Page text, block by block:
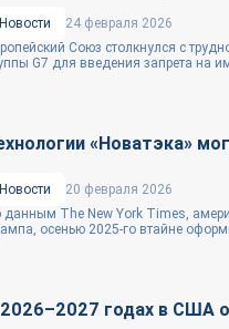
Новости
24 февраля 2026
Союз столкнулся с
G7 для введения запрета на
«Новатэка»
Новости
20 февраля 2026
данным The New York Times,
осенью 2025-го втайне
2026–2027 годах в США